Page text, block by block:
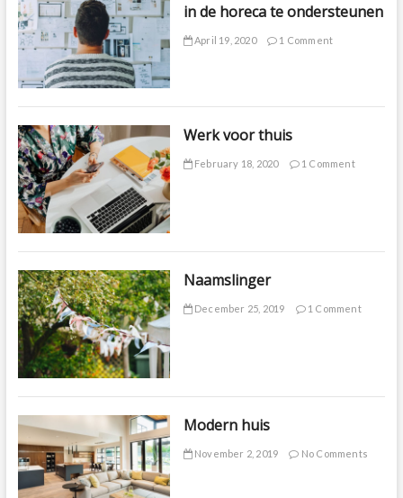
in de horeca te ondersteunen
April 19, 2020 1 Comment
Werk voor thuis
February 18, 2020 1 Comment
Naamslinger
December 25, 2019 1 Comment
Modern huis
November 2, 2019 No Comments